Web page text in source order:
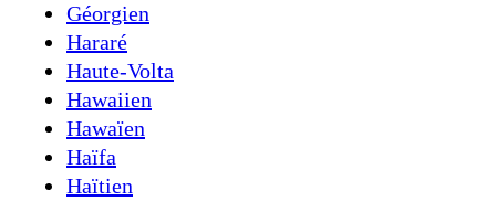
Géorgien
Hararé
Haute-Volta
Hawaiien
Hawaïen
Haïfa
Haïtien